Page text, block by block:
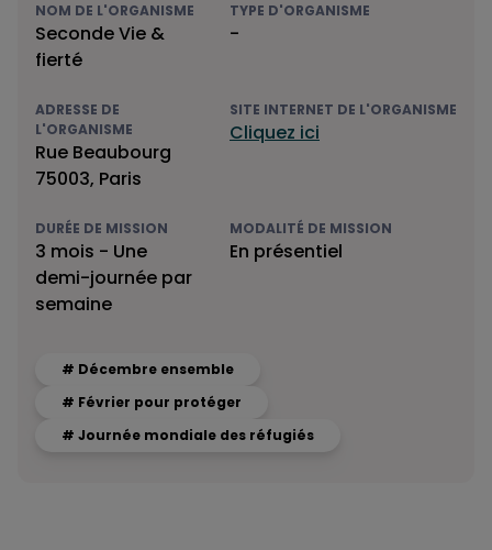
NOM DE L'ORGANISME
Seconde Vie &
fierté
TYPE D'ORGANISME
-
ADRESSE DE
L'ORGANISME
Rue Beaubourg
75003, Paris
SITE INTERNET DE L'ORGANISME
Cliquez ici
DURÉE DE MISSION
3 mois - Une
demi-journée par
semaine
MODALITÉ DE MISSION
En présentiel
# Décembre ensemble
# Février pour protéger
# Journée mondiale des réfugiés